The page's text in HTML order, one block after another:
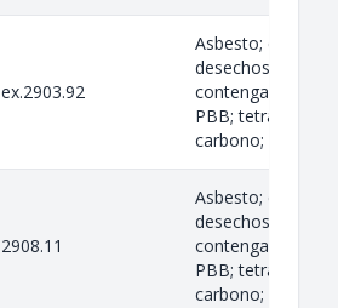
ex.2903.92
Asbesto; criolita;
desechos de
contengan PCB;
PBB; tetracloruro
carbono; ciertos...
2908.11
Asbesto; criolita;
desechos de
contengan PCB;
PBB; tetracloruro
carbono; ciertos...